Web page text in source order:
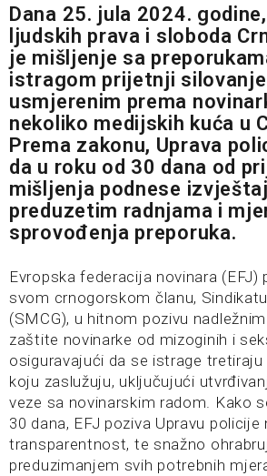
Dana 25. jula 2024.
ljudskih prava i sloboda
je mišljenje sa
istragom prijetnji
usmjerenim prema
nekoliko medijskih kuća u
Prema zakonu, Uprava
da u roku od 30 dana od
mišljenja podnese
preduzetim radnjama i
sprovođenja preporuka.
Evropska federacija novinara (EFJ)
svom crnogorskom članu,
(SMCG), u hitnom pozivu
zaštite novinarke od mizoginih i
osiguravajući da se istrage
koju zaslužuju, uključujući
veze sa novinarskim radom. Kako
30 dana, EFJ poziva Upravu
transparentnost, te snažno
preduzimanjem svih potrebnih